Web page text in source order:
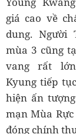
giá cao về
dung. Người
mùa 3 cũng
vang rất
Kyung tiếp
hiện ấn
mạn Mùa Rực
đóng chính